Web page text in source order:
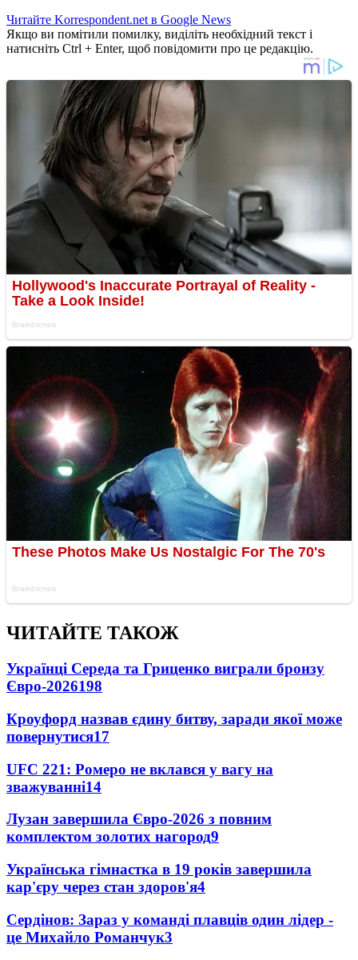
Читайте Korrespondent.net в Google News
Якщо ви помітили помилку, виділіть необхідний текст і
натисніть Ctrl + Enter, щоб повідомити про це редакцію.
ЧИТАЙТЕ ТАКОЖ
Українці Середа та Гриценко виграли бронзу
Євро-2026198
Кроуфорд назвав єдину битву, заради якої може
повернутися17
UFC 221: Ромеро не вклався у вагу на
зважуванні14
Лузан завершила Євро-2026 з повним
комплектом золотих нагород9
Українська гімнастка в 19 років завершила
кар'єру через стан здоров'я4
Сердінов: Зараз у команді плавців один лідер -
це Михайло Романчук3